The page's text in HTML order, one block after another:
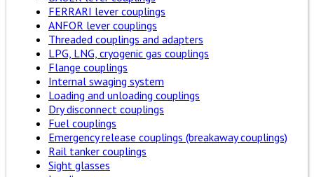
FERRARI lever couplings
ANFOR lever couplings
Threaded couplings and adapters
LPG, LNG, cryogenic gas couplings
Flange couplings
Internal swaging system
Loading and unloading couplings
Dry disconnect couplings
Fuel couplings
Emergency release couplings (breakaway couplings)
Rail tanker couplings
Sight glasses